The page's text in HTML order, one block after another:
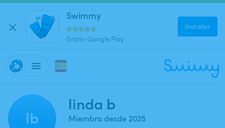
Swimmy
Gratis-Google Play
Instalar
lb
linda b
Miembro desde 2025